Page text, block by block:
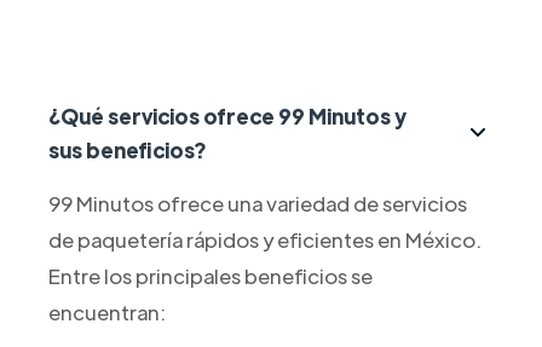
¿Qué servicios ofrece 99 Minutos y
sus beneficios?
99 Minutos ofrece una variedad de servicios
de paquetería rápidos y eficientes en México.
Entre los principales beneficios se
encuentran: